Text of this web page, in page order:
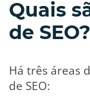
Quais
de SEO?
Há três áreas
de SEO: